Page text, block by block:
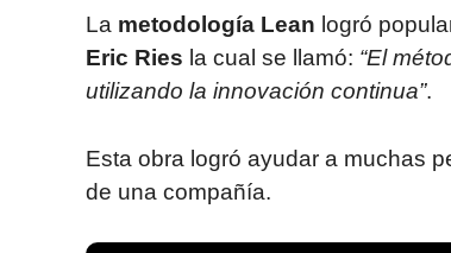
La metodología Lean logró
Eric Ries la cual se llamó: “El
utilizando la innovación continua”.
Esta obra logró ayudar a muchas
de una compañía.